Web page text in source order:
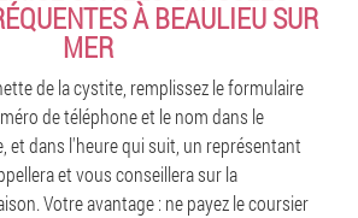
À BEAULIEU SUR
MER
de la cystite, remplissez le formulaire
de téléphone et le nom dans le
et dans l'heure qui suit, un représentant
et vous conseillera sur la
Votre avantage : ne payez le coursier